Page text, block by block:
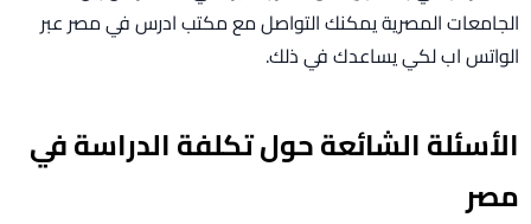
الجامعات المصرية يمكنك التواصل مع مكتب ادرس في مصر عبر
الواتس اب لكي يساعدك في ذلك.
الأسئلة الشائعة حول تكلفة الدراسة في
مصر